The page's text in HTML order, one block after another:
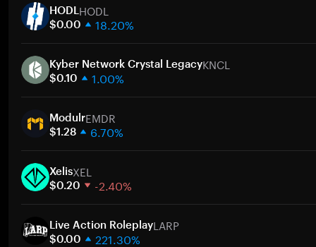
30日間
時価総額
HODL HODL
$0.00 18.20%
30日間
時価総額
Kyber Network Crystal LegacyKNCL
$0.10 1.00%
30日間
時価総額
ModulrEMDR
$1.28 6.70%
30日間
時価総額
XelisXEL
$0.20 -2.40%
30日間
時価総額
Live Action RoleplayLARP
$0.00 221.30%